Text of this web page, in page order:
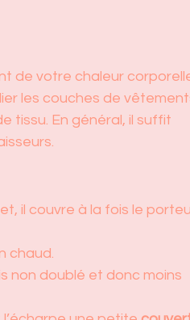
de votre chaleur
les couches de
tissu. En général, il suffit
il couvre à la fois le
chaud.
non doublé et donc moins